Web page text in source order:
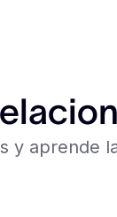
y aprende